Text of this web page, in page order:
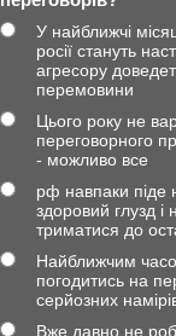
У найближчі
росії стануть
агресору
перемовини
Цього року не
переговорного
- можливо все
рф навпаки піде
здоровий глузд і
триматися до
Найближчим
погодитись на
серйозних
Вже давно не